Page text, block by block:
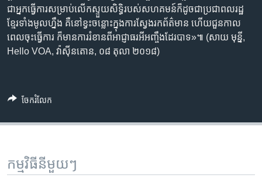
ជា​អ្នក​ធ្វើ​ការ​សម្រាប់​លើកស្ទួយ​សិទ្ធិ​របស់​សហគមន៍​ក៏​ដូចជា​​ប្រជាពលរដ្ឋ​
ខ្មែរ​ទាំង​មូល​ហ្នឹង គឺ​នៅ​ខ្វះ​ចន្លោះ​ក្នុង​ការ​ស្វែងរក​ព័ត៌មាន ហើយ​ជួនកាល​
ពេល​ចុះ​ធ្វើ​ការ ក៏​មាន​ការ​រំខាន​ពី​អាជ្ញាធរ​អី​អញ្ចឹង​ដែរ​បាទ»៕ (សាយ មុន្នី,
Hello VOA, វ៉ាស៊ីនតោន, ០៨ តុលា ២០១៨)
ចែករំលែក
កម្មវិធី​នីមួយៗ